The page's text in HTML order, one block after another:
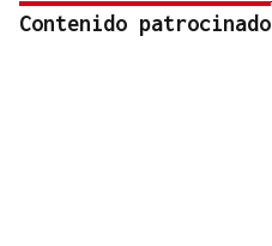
Contenido patrocinado